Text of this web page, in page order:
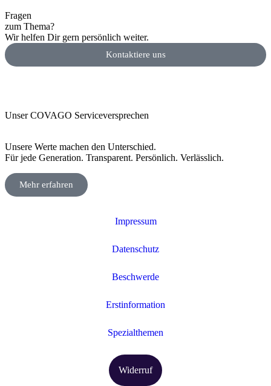
Fragen​
zum Thema?
Wir helfen Dir gern persönlich weiter.
Kontaktiere uns
Unser COVAGO Serviceversprechen
Unsere Werte machen den Unterschied.
Für jede Generation. Transparent. Persönlich. Verlässlich.
Mehr erfahren
Impressum
Datenschutz
Beschwerde
Erstinformation
Spezialthemen
Widerruf